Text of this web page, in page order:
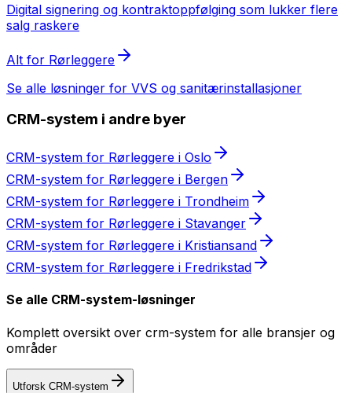
Digital signering og kontraktoppfølging som lukker flere
salg raskere
Alt for Rørleggere
Se alle løsninger for VVS og sanitærinstallasjoner
CRM-system i andre byer
CRM-system for Rørleggere i Oslo
CRM-system for Rørleggere i Bergen
CRM-system for Rørleggere i Trondheim
CRM-system for Rørleggere i Stavanger
CRM-system for Rørleggere i Kristiansand
CRM-system for Rørleggere i Fredrikstad
Se alle CRM-system-løsninger
Komplett oversikt over crm-system for alle bransjer og
områder
Utforsk CRM-system